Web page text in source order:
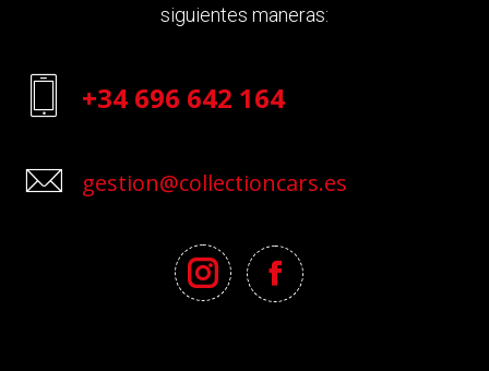
siguientes maneras:
+34 696 642 164
gestion@collectioncars.es